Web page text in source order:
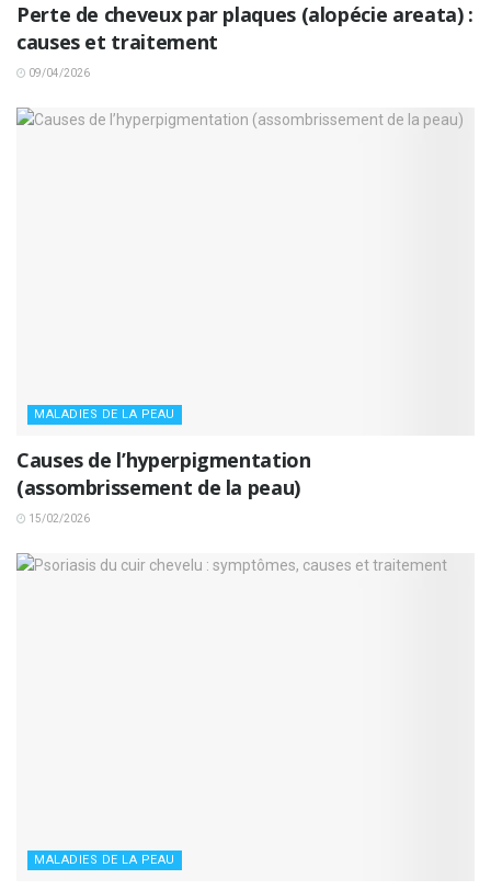
Perte de cheveux par plaques (alopécie areata) :
causes et traitement
09/04/2026
MALADIES DE LA PEAU
Causes de l’hyperpigmentation
(assombrissement de la peau)
15/02/2026
MALADIES DE LA PEAU